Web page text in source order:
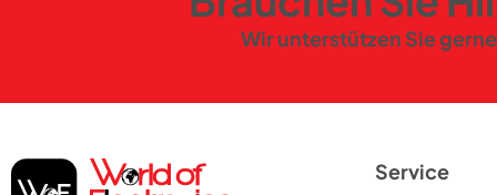
Intuitives Farb-Touchscreen. Mit 6
BowlBrightTM. Beleuchtung direkt in die
der 7 L EasyWarmTM Schüssel zum Schmelzen
Wir unterstützen Sie
Service